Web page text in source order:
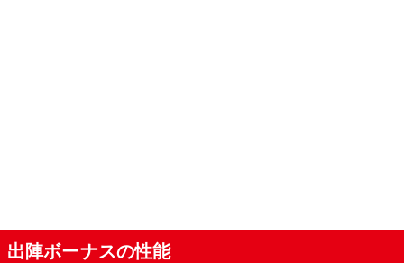
出陣ボーナスの性能